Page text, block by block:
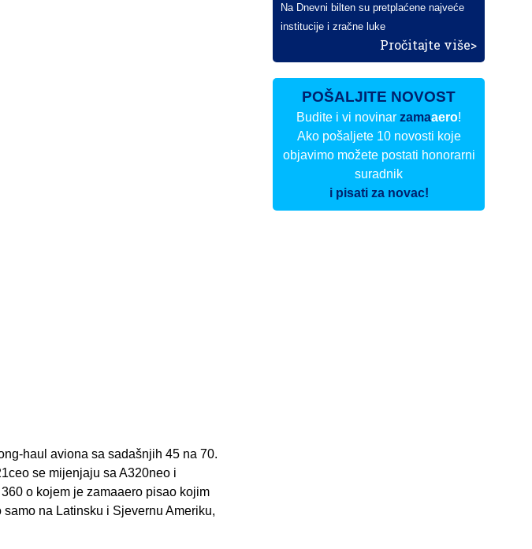
haul aviona sa sadašnjih 45 na 70.
se mijenjaju sa A320neo i
o kojem je zamaaero pisao kojim
na Latinsku i Sjevernu Ameriku,
Na Dnevni bilten su pretplaćene najveće
institucije i zračne luke
Pročitajte više>
POŠALJITE NOVOST
Budite i vi novinarzamaaero!
Ako pošaljete 10 novosti koje
objavimo možete postati honorarni
suradnik
i pisati za novac!